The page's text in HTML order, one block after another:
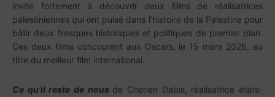
invite fortement à découvrir deux films de réalisatrices
palestiniennes qui ont puisé dans l’histoire de la Palestine pour
bâtir deux fresques historiques et politiques de premier plan.
Ces deux films concourent aux Oscars, le 15 mars 2026, au
titre du meilleur film international.
Ce qu’il reste de nous de Cherien Dabis, réalisatrice états-